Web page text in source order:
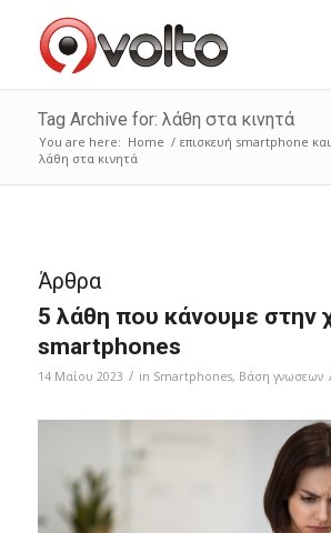
Tag Archive for: λάθη στα κινητά
You are here: Home / επισκευή smartphone
λάθη στα κινητά
Άρθρα
5 λάθη που κάνουμε στην
smartphones
14 Μαΐου 2023 / in Smartphones, Bάση γνωσεων